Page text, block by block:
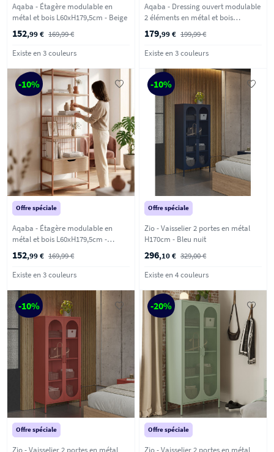
Aqaba - Étagère modulable en
métal et bois L60xH179,5cm - Beige
152,99 € 169,99 €
Existe en 3 couleurs
Aqaba - Dressing ouvert modulable
2 éléments en métal et bois
179,99 € 199,99 €
Existe en 3 couleurs
-10%
Offre spéciale
Aqaba - Étagère modulable en
métal et bois L60xH179,5cm -
Terracotta
152,99 € 169,99 €
Existe en 3 couleurs
-10%
Offre spéciale
Zio - Vaisselier 2 portes en métal
H170cm - Bleu nuit
296,10 € 329,00 €
Existe en 4 couleurs
-10%
Offre spéciale
-20%
Offre spéciale